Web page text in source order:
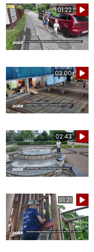
01:22
03:00
02:43
01:21